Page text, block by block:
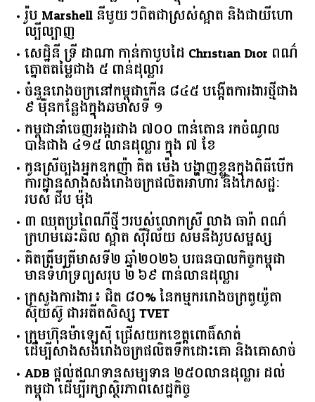
រ៉ូប Marshell នីមួយៗពិតជាស្រស់ស្អាត និងជាយីហោ
ល្បីល្បាញ
សេដ្ឋិនី ទ្រី ដាណា កាន់កាបូបដៃ Christian Dior ពណ៌
ត្នោតតម្លៃជាង ៥ ពាន់ដុល្លារ
ចំនួន​រោងចក្រ​នៅ​កម្ពុជា​កើន​ ​៨៤៥​ ​បង្កើត​ការងារ​ថ្មី​ជាង​
​៩​ ​ម៉ឺន​កន្លែង​ក្នុង​ឆមាស​ទី ​១​
កម្ពុជានាំចេញអង្ករជាង ៧០០ ពាន់តោន រកចំណូល
បានជាង ៤១៥ លានដុល្លារ ក្នុង ៧ ខែ
កូនស្រីច្បងអ្នកឧកញ៉ា គិត ម៉េង បង្ហាញខ្លួនក្នុងពិធីបើក
ការដ្ឋានសាងសង់រោងចក្រផលិតអាហារ និងភេសជ្ជៈ
របស់ ជីប ម៉ុង
៣ ឈុតប្រពៃណីថ្មីៗរបស់លោកស្រី លាង ធារ៉ា ពណ៌
ក្រហមឆេះឆិល ស្អាត ​ស៊ីវិល័យ សមនឹងរូបសម្ផស្ស
គិត​ត្រឹមត្រីមាស​ទី​២​ ​ឆ្នាំ​២០២៦​ បរធន​បាលកិច្ច​កម្ពុជា​ ​
មាន​ទំហំ​ទ្រព្យ​សរុប​ ​២.៦៩​ ​ពាន់លាន​ដុល្លារ​
ក្រសួង​ការងារ​៖ ​ជិត​ ​៨០​% ​នៃ​កម្មករ​រោងចក្រ​តូយ៉ូតា ​
ស៊ុយ​ស៊ូ ​ជា​អតីត​សិស្ស​ ​TVET​
ក្រុមហ៊ុន​ម៉ាឡេស៊ី ជ្រើសយកខេត្ដពោធិ៍សាត់
ដើម្បីសាងសង់រោងចក្រផលិតទឹកដោះគោ និងគោសាច់
ADB ផ្តល់ឥណទានសម្បទាន ២៥០លានដុល្លារ ដល់
កម្ពុជា ដើម្បីរក្សាស្ថិរភាពសេដ្ឋកិច្ច